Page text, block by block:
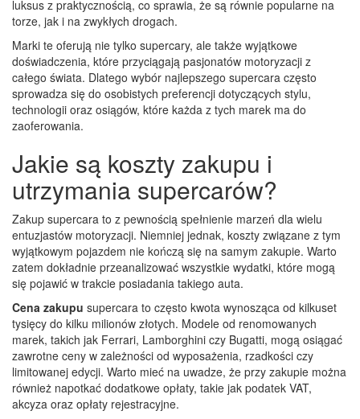
luksus z praktycznością, co sprawia, że są równie popularne na
torze, jak i na zwykłych drogach.
Marki te oferują nie tylko supercary, ale także wyjątkowe
doświadczenia, które przyciągają pasjonatów motoryzacji z
całego świata. Dlatego wybór najlepszego supercara często
sprowadza się do osobistych preferencji dotyczących stylu,
technologii oraz osiągów, które każda z tych marek ma do
zaoferowania.
Jakie są koszty zakupu i
utrzymania supercarów?
Zakup supercara to z pewnością spełnienie marzeń dla wielu
entuzjastów motoryzacji. Niemniej jednak, koszty związane z tym
wyjątkowym pojazdem nie kończą się na samym zakupie. Warto
zatem dokładnie przeanalizować wszystkie wydatki, które mogą
się pojawić w trakcie posiadania takiego auta.
Cena zakupu supercara to często kwota wynosząca od kilkuset
tysięcy do kilku milionów złotych. Modele od renomowanych
marek, takich jak Ferrari, Lamborghini czy Bugatti, mogą osiągać
zawrotne ceny w zależności od wyposażenia, rzadkości czy
limitowanej edycji. Warto mieć na uwadze, że przy zakupie można
również napotkać dodatkowe opłaty, takie jak podatek VAT,
akcyza oraz opłaty rejestracyjne.